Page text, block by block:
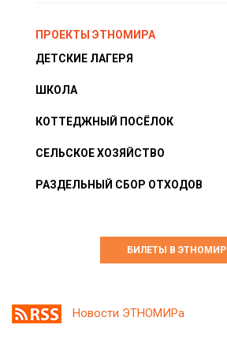
ПРОЕКТЫ ЭТНОМИРА
ДЕТСКИЕ ЛАГЕРЯ
ШКОЛА
КОТТЕДЖНЫЙ ПОСЁЛОК
СЕЛЬСКОЕ ХОЗЯЙСТВО
РАЗДЕЛЬНЫЙ СБОР ОТХОДОВ
БИЛЕТЫ В ЭТНОМИР
Новости ЭТНОМИРа